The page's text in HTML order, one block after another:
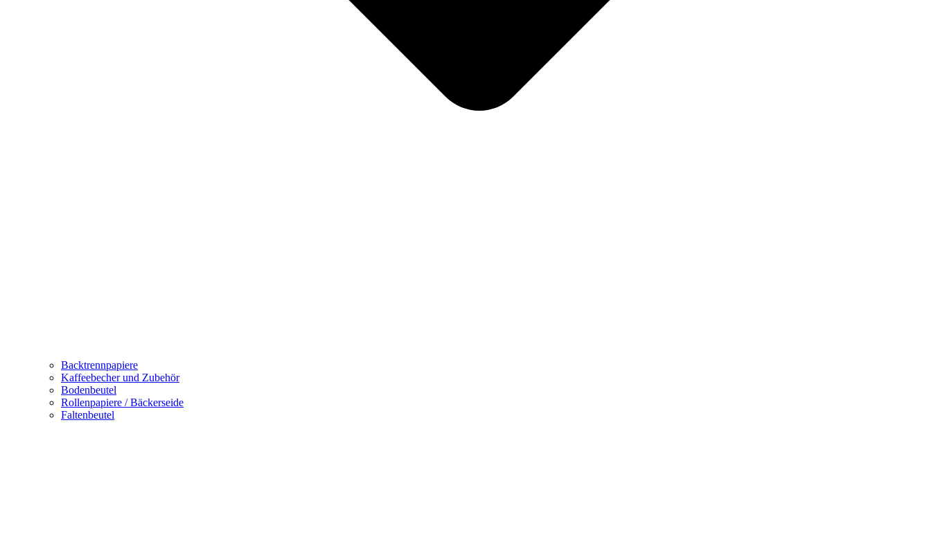
Backtrennpapiere
Kaffeebecher und Zubehör
Bodenbeutel
Rollenpapiere / Bäckerseide
Faltenbeutel